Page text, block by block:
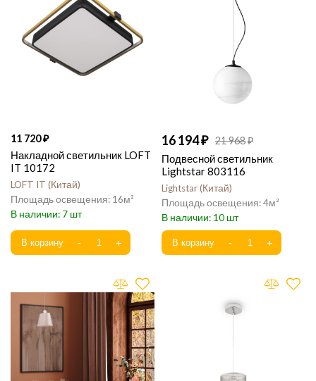
11 720
Накладной светильник LOFT
IT 10172
LOFT IT Китай
16
7
16 194 21 968
Подвесной светильник
Lightstar 803116
Lightstar Китай
4
10